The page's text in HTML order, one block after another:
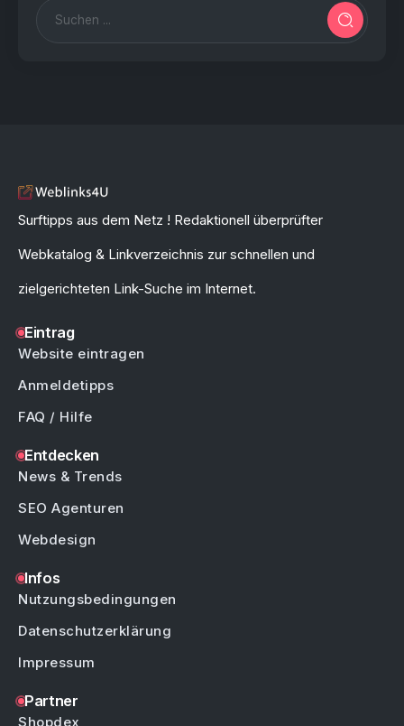
Surftipps aus dem Netz ! Redaktionell überprüfter
Webkatalog & Linkverzeichnis zur schnellen und
zielgerichteten Link-Suche im Internet.
Eintrag
Website eintragen
Anmeldetipps
FAQ / Hilfe
Entdecken
News & Trends
SEO Agenturen
Webdesign
Infos
Nutzungsbedingungen
Datenschutzerklärung
Impressum
Partner
Shopdex